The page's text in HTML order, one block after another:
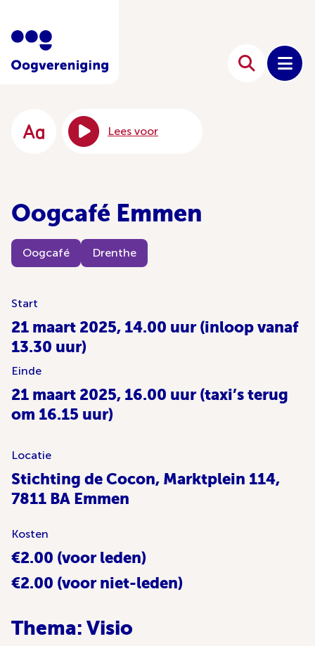
Lees voor
Oogcafé Emmen
Oogcafé Drenthe
Start
21 maart 2025, 14.00 uur (inloop vanaf
13.30 uur)
Einde
21 maart 2025, 16.00 uur (taxi’s terug
om 16.15 uur)
Locatie
Stichting de Cocon, Marktplein 114,
7811 BA Emmen
Kosten
€2.00 (voor leden)
€2.00 (voor niet-leden)
Thema: Visio